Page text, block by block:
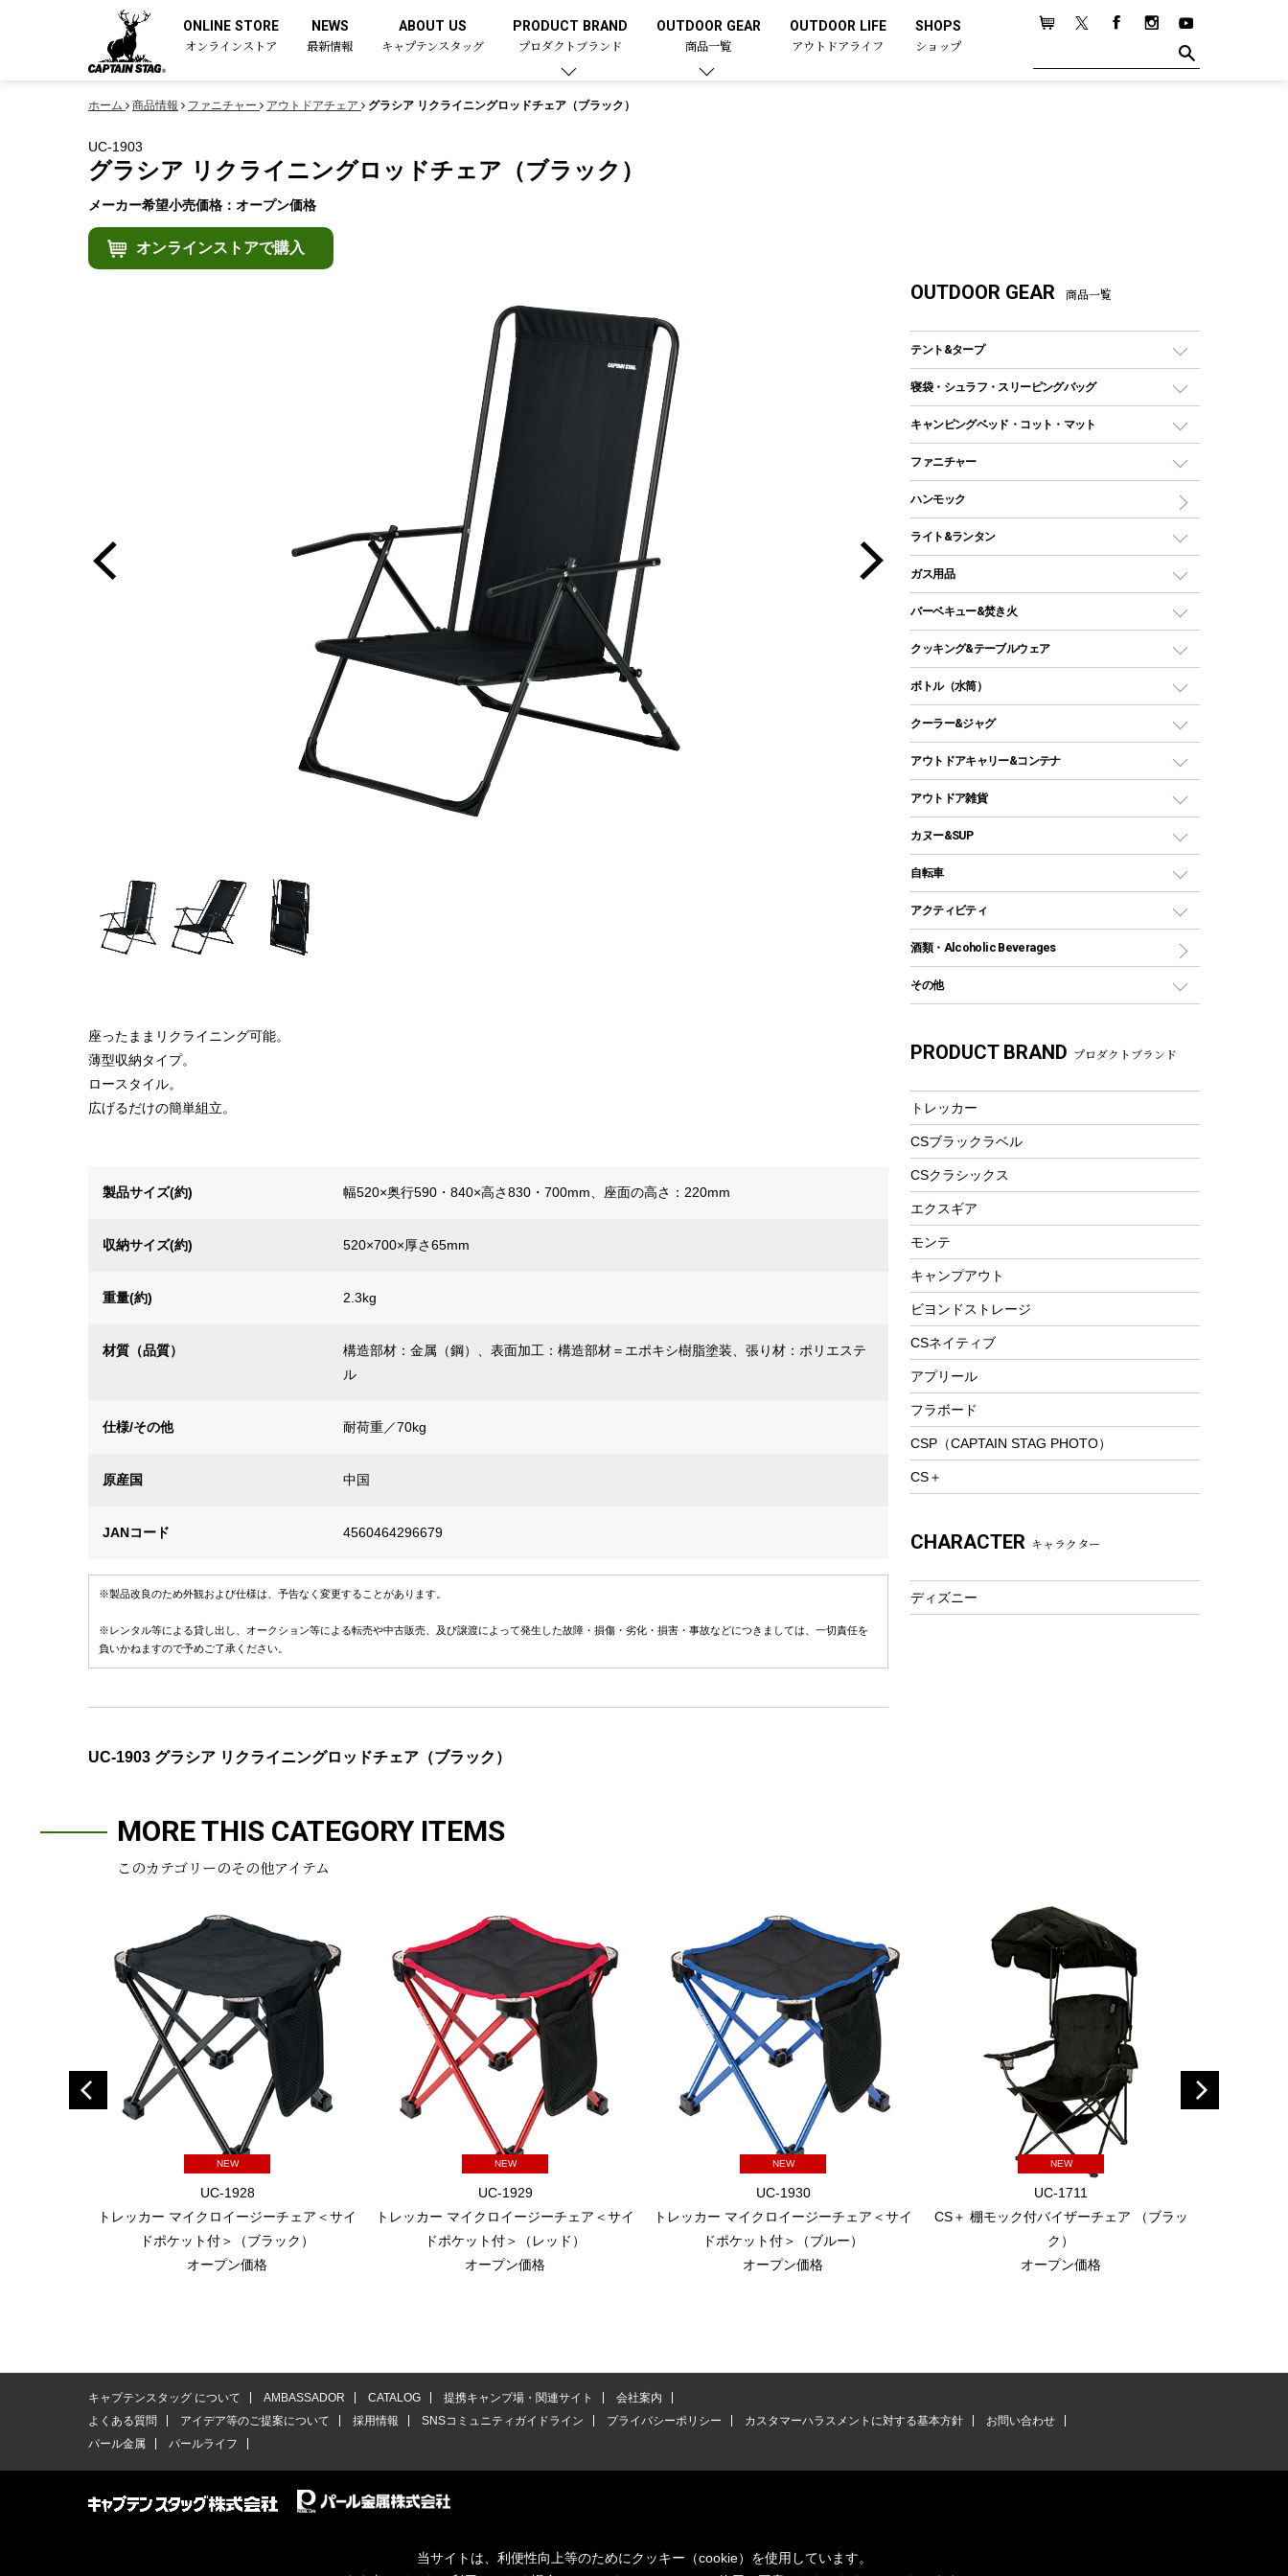
ONLINE STORE
オンラインストア
NEWS
最新情報
ABOUT US
キャプテンスタッグ
PRODUCT BRAND
プロダクトブランド
OUTDOOR GEAR
商品一覧
OUTDOOR LIFE
アウトドアライフ
SHOPS
ショップ
ホーム 商品情報 ファニチャー アウトドアチェア グラシア リクライニングロッドチェア（ブラック）
UC-1903
グラシア リクライニングロッドチェア（ブラック）
メーカー希望小売価格：オープン価格
オンラインストアで購入
座ったままリクライニング可能。
薄型収納タイプ。
ロースタイル。
広げるだけの簡単組立。
製品サイズ(約) 幅520×奥行590・840×高さ830・700mm、座面の高さ：220mm
収納サイズ(約) 520×700×厚さ65mm
重量(約) 2.3kg
材質（品質）
構造部材：金属（鋼）、表面加工：構造部材＝エポキシ樹脂塗装、張り材：ポリエステ
ル
仕様/その他 耐荷重／70kg
原産国 中国
JANコード 4560464296679
※製品改良のため外観および仕様は、予告なく変更することがあります。
※レンタル等による貸し出し、オークション等による転売や中古販売、及び譲渡によって発生した故障・損傷・劣化・損害・事故などにつきましては、一切責任を
負いかねますので予めご了承ください。
UC-1903 グラシア リクライニングロッドチェア（ブラック）
OUTDOOR GEAR 商品一覧
テント&タープ
テント
ツールームテント
ワンポールテント
シェルターテント
ロッジ型・オリジナルテント
タープ
スクエアタープ（レクタタープ）
メッシュタープ
自立式タープ
パラソル
テントアクセサリー
ペグ
グランドシート
ガイドロープ
ツール
寝袋・シュラフ・スリーピングバッグ
レクタングラー型（封筒型）シュラフ
インナーシュラフ
キャンピングベッド・コット・マット
キャンピングベッド・コット
インフレータブルマット
ファニチャー
アウトドアテーブル
レジャーシート
ハンモック
ライト&ランタン
LEDランタン
ガスランタン
オイルランタン
LEDライト
ヘッドライト
キャンドル
ガス用品
ガスバーナー
ガス缶
ガストーチ、ライター
バーベキュー&焚き火
バーベキューコンロ、グリル
焚き火台タイプ（ロースタイル）グリル
卓上タイプグリル
パーティータイプグリル
鉄板、アミ
焚き火台&ストーブ
火起こし
バーベキューツール
燃料・着火剤・炭
クッキング&テーブルウェア
ダッチオーブン
ホットサンドメーカー
クッカーセット
シェラカップ
クッキングツール
ナイフ
カトラリー
マグカップ、カップ
フードボトル
コーヒー&ミル
トレー
ランチョンマット
ランチボックス
ピクニックセット
ボトル（水筒）
ステンレスボトル
コップ付きタイプ
ワンタッチタイプ
プラスチックボトル
ディズニーボトル
クーラー&ジャグ
クーラーボックス
クーラーバッグ
ウォータージャグ
保冷剤
アウトドアキャリー&コンテナ
アウトドアキャリー
アウトドア雑貨
バックパック&バッグ
リュック、バックパック
トートバッグ、サコッシュ
ショッピングキャリー
その他アウトドア雑貨
レイン
ツール、他
カヌー&SUP
インフレータブル
カヤック
パドル
ヘルメット
アクセサリー
自転車
折りたたみ自転車
スポーツサイクル
シティサイクル
自転車用アクセサリー
自転車ウェア
アクティビティ
マリン
ラッシュガード
テント
フローティングベスト
ヘルメット
エアーポンプ
ウィンター
防寒ウェア
ツール&アクセサリー
トレッキング
トレッキングステッキ
トレッキングアクセサリー
プレイグッズ
ウェルネス
フィットネス
アクセサリー
酒類・Alcoholic Beverages
その他
湯たんぽ
PRODUCT BRAND プロダクトブランド
トレッカー
CSブラックラベル
CSクラシックス
エクスギア
モンテ
キャンプアウト
ビヨンドストレージ
CSネイティブ
アプリール
フラボード
CSP（CAPTAIN STAG PHOTO）
CS＋
CHARACTER キャラクター
ディズニー
MORE THIS CATEGORY ITEMS
このカテゴリーのその他アイテム
NEW
UC-1928
トレッカー マイクロイージーチェア＜サイ
ドポケット付＞（ブラック）
オープン価格
NEW
UC-1929
トレッカー マイクロイージーチェア＜サイ
ドポケット付＞（レッド）
オープン価格
NEW
UC-1930
トレッカー マイクロイージーチェア＜サイ
ドポケット付＞（ブルー）
オープン価格
NEW
UC-1711
CS＋ 棚モック付バイザーチェア （ブラッ
ク）
オープン価格
キャプテンスタッグ について AMBASSADOR CATALOG 提携キャンプ場・関連サイト
会社案内
よくある質問
アイデア等のご提案について 採用情報 SNSコミュニティガイドライン プライバシーポリシー カスタマーハラスメントに対する基本方針
お問い合わせ
パール金属
パールライフ
当サイトは、利便性向上等のためにクッキー（cookie）を使用しています。